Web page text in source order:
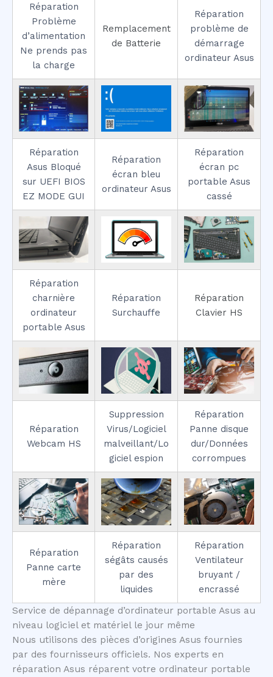
Réparation
Problème
d’alimentation
Ne prends pas
la charge
Remplacement
de Batterie
Réparation
problème de
démarrage
ordinateur Asus
Réparation
Asus Bloqué
sur UEFI BIOS
EZ MODE GUI
Réparation
écran bleu
ordinateur Asus
Réparation
écran pc
portable Asus
cassé
Réparation
charnière
ordinateur
portable Asus
Réparation
Surchauffe
Réparation
Clavier HS
Réparation
Webcam HS
Suppression
Virus/Logiciel
malveillant/Lo
giciel espion
Réparation
Panne disque
dur/Données
corrompues
Réparation
Panne carte
mère
Réparation
ségâts causés
par des
liquides
Réparation
Ventilateur
bruyant /
encrassé
Service de dépannage d’ordinateur portable Asus au
niveau logiciel et matériel le jour même
Nous utilisons des pièces d’origines Asus fournies
par des fournisseurs officiels. Nos experts en
réparation Asus réparent votre ordinateur portable